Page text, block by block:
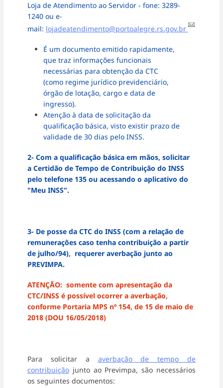
Loja de Atendimento ao Servidor - fone: 3289-
1240 ou e-
mail: lojadeatendimento@portoalegre.rs.gov.br
É um documento emitido rapidamente,
que traz informações funcionais
necessárias para obtenção da CTC
(como regime jurídico previdenciário,
órgão de lotação, cargo e data de
ingresso).
Atenção à data de solicitação da
qualificação básica, visto existir prazo de
validade de 30 dias pelo INSS.
2- Com a qualificação básica em mãos, solicitar
a Certidão de Tempo de Contribuição do INSS
pelo telefone 135 ou acessando o aplicativo do
"Meu INSS".
3- De posse da CTC do INSS (com a relação de
remunerações caso tenha contribuição a partir
de julho/94), requerer averbação junto ao
PREVIMPA.
ATENÇÃO: somente com apresentação da
CTC/INSS é possível ocorrer a averbação,
conforme Portaria MPS nº 154, de 15 de maio de
2018 (DOU 16/05/2018)
Para solicitar a averbação de tempo de
contribuição junto ao Previmpa, são necessários
os seguintes documentos: